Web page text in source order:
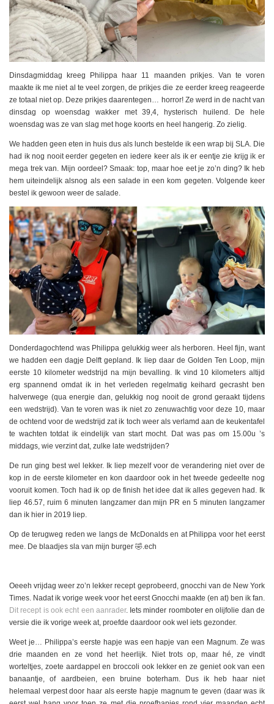
Dinsdagmiddag kreeg Philippa haar 11 maanden prikjes. Van te voren
maakte ik me niet al te veel zorgen, de prikjes die ze eerder kreeg reageerde
ze totaal niet op. Deze prikjes daarentegen… horror! Ze werd in de nacht van
dinsdag op woensdag wakker met 39,4, hysterisch huilend. De hele
woensdag was ze van slag met hoge koorts en heel hangerig. Zo zielig.
We hadden geen eten in huis dus als lunch bestelde ik een wrap bij SLA. Die
had ik nog nooit eerder gegeten en iedere keer als ik er eentje zie krijg ik er
mega trek van. Mijn oordeel? Smaak: top, maar hoe eet je zo’n ding? Ik heb
hem uiteindelijk alsnog als een salade in een kom gegeten. Volgende keer
bestel ik gewoon weer de salade.
Donderdagochtend was Philippa gelukkig weer als herboren. Heel fijn, want
we hadden een dagje Delft gepland. Ik liep daar de Golden Ten Loop, mijn
eerste 10 kilometer wedstrijd na mijn bevalling. Ik vind 10 kilometers altijd
erg spannend omdat ik in het verleden regelmatig keihard gecrasht ben
halverwege (qua energie dan, gelukkig nog nooit de grond geraakt tijdens
een wedstrijd). Van te voren was ik niet zo zenuwachtig voor deze 10, maar
de ochtend voor de wedstrijd zat ik toch weer als verlamd aan de keukentafel
te wachten totdat ik eindelijk van start mocht. Dat was pas om 15.00u ’s
middags, wie verzint dat, zulke late wedstrijden?
De run ging best wel lekker. Ik liep mezelf voor de verandering niet over de
kop in de eerste kilometer en kon daardoor ook in het tweede gedeelte nog
vooruit komen. Toch had ik op de finish het idee dat ik alles gegeven had. Ik
liep 46.57, ruim 6 minuten langzamer dan mijn PR en 5 minuten langzamer
dan ik hier in 2019 liep.
Op de terugweg reden we langs de McDonalds en at Philippa voor het eerst
mee. De blaadjes sla van mijn burger 🤣.ech
Oeeeh vrijdag weer zo’n lekker recept geprobeerd, gnocchi van de New York
Times. Nadat ik vorige week voor het eerst Gnocchi maakte (en at) ben ik fan.
Dit recept is ook echt een aanrader. Iets minder roomboter en olijfolie dan de
versie die ik vorige week at, proefde daardoor ook wel iets gezonder.
Weet je… Philippa’s eerste hapje was een hapje van een Magnum. Ze was
drie maanden en ze vond het heerlijk. Niet trots op, maar hé, ze vindt
worteltjes, zoete aardappel en broccoli ook lekker en ze geniet ook van een
banaantje, of aardbeien, een bruine boterham. Dus ik heb haar niet
helemaal verpest door haar als eerste hapje magnum te geven (daar was ik